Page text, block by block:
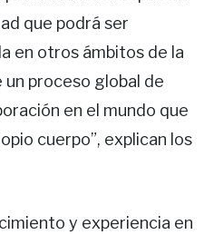
que podrá ser
en otros ámbitos de la
proceso global de
en el mundo que
cuerpo”, explican los
y experiencia en